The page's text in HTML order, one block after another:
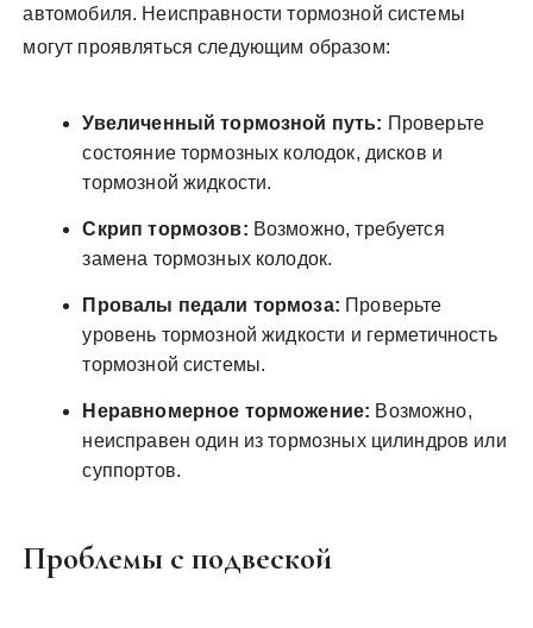
автомобиля. Неисправности тормозной системы
могут проявляться следующим образом:
Увеличенный тормозной путь: Проверьте
состояние тормозных колодок, дисков и
тормозной жидкости.
Скрип тормозов: Возможно, требуется
замена тормозных колодок.
Провалы педали тормоза: Проверьте
уровень тормозной жидкости и герметичность
тормозной системы.
Неравномерное торможение: Возможно,
неисправен один из тормозных цилиндров или
суппортов.
Проблемы с подвеской